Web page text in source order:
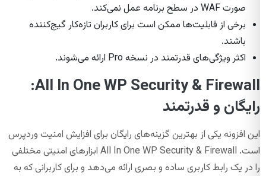
صورت WAF در سطح برنامه عمل نمی‌کند.
برخی از قابلیت‌ها ممکن است برای کاربران تازه‌کار گیج‌کننده
باشند.
اکثر ویژگی‌های قدرتمند در نسخه Pro ارائه می‌شوند.
All In One WP Security & Firewall:
رایگان و قدرتمند
این افزونه یکی از بهترین گزینه‌های رایگان برای افزایش امنیت وردپرس
است. All In One WP Security & Firewall ابزارهای امنیتی مختلفی
را در یک رابط کاربری ساده و بصری ارائه می‌دهد و برای کاربرانی که به